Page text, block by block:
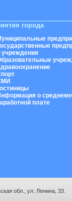
города
учреждения
о
плате
обл., ул. Ленина, 33.